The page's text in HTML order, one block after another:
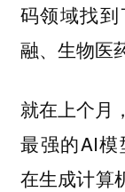
码领域找
融、生物医
就在上个月
最强的AI模
在生成计算